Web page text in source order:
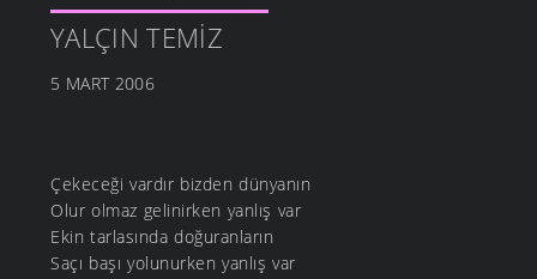
YALÇIN TEMIZ
5 MART 2006
Çekeceği vardır bizden dünyanın
Olur olmaz gelinirken yanlış var
Ekin tarlasında doğuranların
Saçı başı yolunurken yanlış var